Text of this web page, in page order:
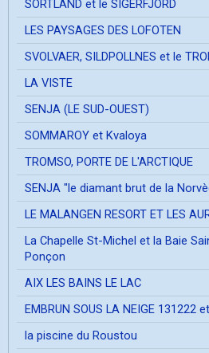
SORTLAND et le SIGERFJORD
LES PAYSAGES DES LOFOTEN
SVOLVAER, SILDPOLLNES et le
LA VISTE
SENJA (LE SUD-OUEST)
SOMMAROY et Kvaloya
TROMSO, PORTE DE L'ARCTIQUE
SENJA "le diamant brut de la
LE MALANGEN RESORT ET LES
La Chapelle St-Michel et la Baie
Ponçon
AIX LES BAINS LE LAC
EMBRUN SOUS LA NEIGE 131222
la piscine du Roustou